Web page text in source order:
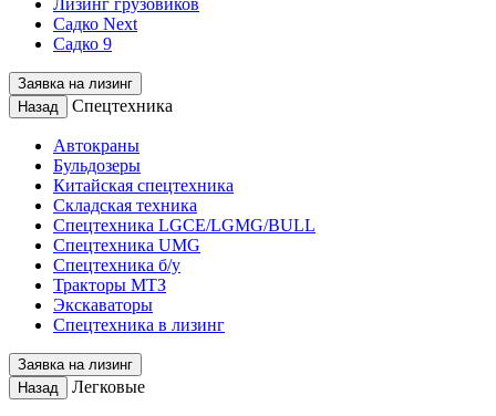
Лизинг грузовиков
Садко Next
Садко 9
Заявка на лизинг
Назад
Спецтехника
Автокраны
Бульдозеры
Китайская спецтехника
Складская техника
Спецтехника LGCE/LGMG/BULL
Спецтехника UMG
Спецтехника б/у
Тракторы МТЗ
Экскаваторы
Спецтехника в лизинг
Заявка на лизинг
Назад
Легковые